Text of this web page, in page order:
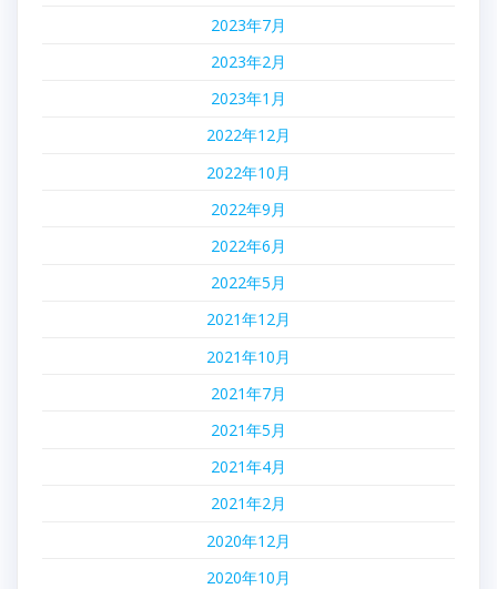
2023年7月
2023年2月
2023年1月
2022年12月
2022年10月
2022年9月
2022年6月
2022年5月
2021年12月
2021年10月
2021年7月
2021年5月
2021年4月
2021年2月
2020年12月
2020年10月